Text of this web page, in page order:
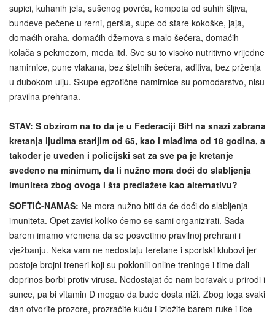
supici, kuhanih jela, sušenog povrća, kompota od suhih šljiva,
bundeve pečene u rerni, geršla, supe od stare kokoške, jaja,
domaćih oraha, domaćih džemova s malo šećera, domaćih
kolača s pekmezom, meda itd. Sve su to visoko nutritivno vrijedne
namirnice, pune vlakana, bez štetnih šećera, aditiva, bez prženja
u dubokom ulju. Skupe egzotične namirnice su pomodarstvo, nisu
pravilna prehrana.
STAV: S obzirom na to da je u Federaciji BiH na snazi zabrana
kretanja ljudima starijim od 65, kao i mlađima od 18 godina, a
također je uveden i policijski sat za sve pa je kretanje
svedeno na minimum, da li nužno mora doći do slabljenja
imuniteta zbog ovoga i šta predlažete kao alternativu?
SOFTIĆ-NAMAS: Ne mora nužno biti da će doći do slabljenja
imuniteta. Opet zavisi koliko ćemo se sami organizirati. Sada
barem imamo vremena da se posvetimo pravilnoj prehrani i
vježbanju. Neka vam ne nedostaju teretane i sportski klubovi jer
postoje brojni treneri koji su poklonili online treninge i time dali
doprinos borbi protiv virusa. Nedostajat će nam boravak u prirodi i
sunce, pa bi vitamin D mogao da bude dosta niži. Zbog toga svaki
dan otvorite prozore, prozračite kuću i izložite barem ruke i lice